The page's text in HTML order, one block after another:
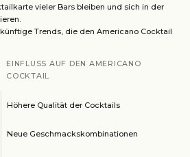
vieler Bars bleiben und sich in der
Trends, die den Americano Cocktail
EINFLUSS AUF DEN AMERICANO
COCKTAIL
Höhere Qualität der Cocktails
Neue Geschmackskombinationen